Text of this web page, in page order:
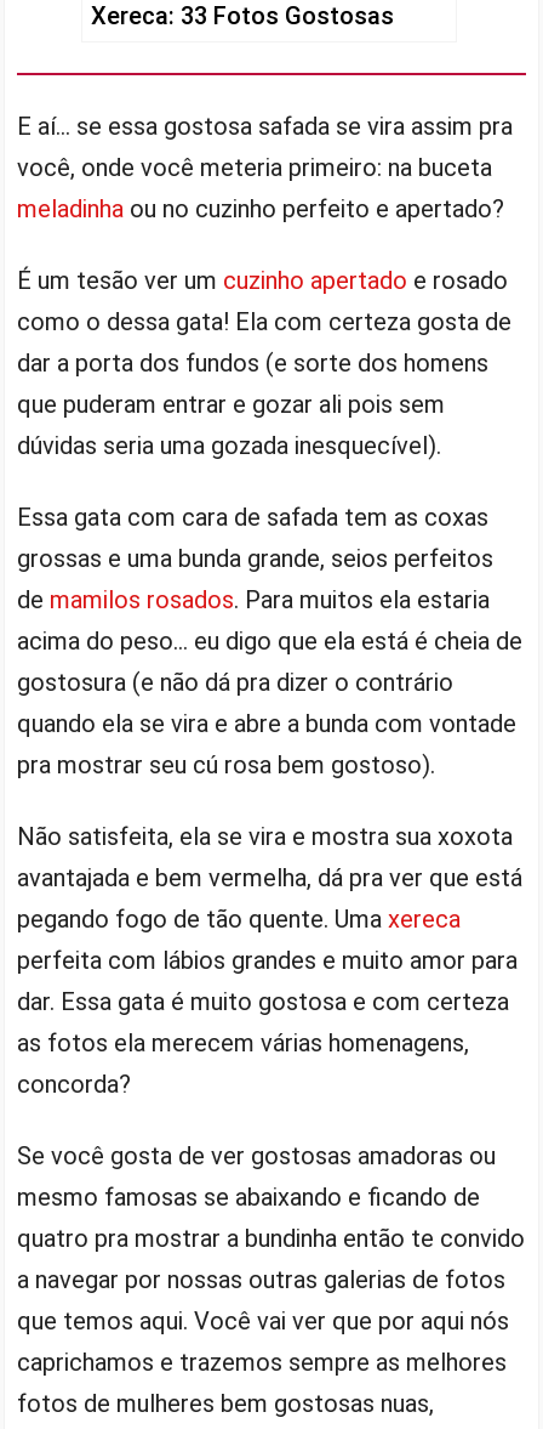
Xereca: 33 Fotos Gostosas
E aí… se essa gostosa safada se vira assim pra
você, onde você meteria primeiro: na buceta
meladinha ou no cuzinho perfeito e apertado?
É um tesão ver um cuzinho apertado e rosado
como o dessa gata! Ela com certeza gosta de
dar a porta dos fundos (e sorte dos homens
que puderam entrar e gozar ali pois sem
dúvidas seria uma gozada inesquecível).
Essa gata com cara de safada tem as coxas
grossas e uma bunda grande, seios perfeitos
de mamilos rosados. Para muitos ela estaria
acima do peso… eu digo que ela está é cheia de
gostosura (e não dá pra dizer o contrário
quando ela se vira e abre a bunda com vontade
pra mostrar seu cú rosa bem gostoso).
Não satisfeita, ela se vira e mostra sua xoxota
avantajada e bem vermelha, dá pra ver que está
pegando fogo de tão quente. Umaxereca
perfeita com lábios grandes e muito amor para
dar. Essa gata é muito gostosa e com certeza
as fotos ela merecem várias homenagens,
concorda?
Se você gosta de ver gostosas amadoras ou
mesmo famosas se abaixando e ficando de
quatro pra mostrar a bundinha então te convido
a navegar por nossas outras galerias de fotos
que temos aqui. Você vai ver que por aqui nós
caprichamos e trazemos sempre as melhores
fotos de mulheres bem gostosas nuas,